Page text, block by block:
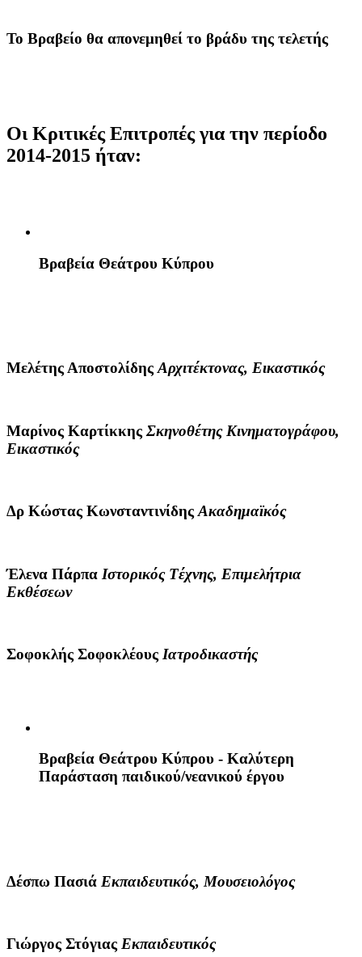
Το Βραβείο θα απονεμηθεί το βράδυ της τελετής
Οι Κριτικές Επιτροπές για την περίοδο
2014-2015 ήταν:
Βραβεία Θεάτρου Κύπρου
Μελέτης ΑποστολίδηςΑρχιτέκτονας, Εικαστικός
Μαρίνος Καρτίκκης Σκηνοθέτης Κινηματογράφου,
Εικαστικός
Δρ Κώστας Κωνσταντινίδης Ακαδημαϊκός
Έλενα Πάρπα Iστορικός Tέχνης, Eπιμελήτρια
Eκθέσεων
Σοφοκλής Σοφοκλέους Ιατροδικαστής
Βραβεία Θεάτρου Κύπρου - Καλύτερη
Παράσταση παιδικού/νεανικού έργου
Δέσπω Πασιά Εκπαιδευτικός, Μουσειολόγος
Γιώργος Στόγιας Εκπαιδευτικός